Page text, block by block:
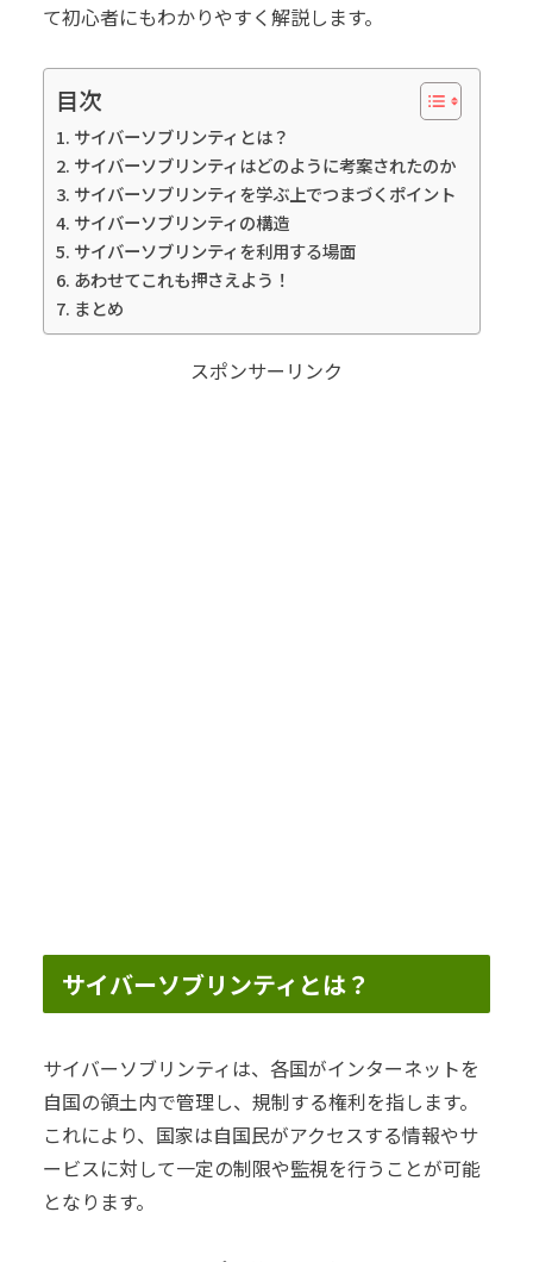
て初心者にもわかりやすく解説します。
目次
サイバーソブリンティとは？
サイバーソブリンティはどのように考案されたのか
サイバーソブリンティを学ぶ上でつまづくポイント
サイバーソブリンティの構造
サイバーソブリンティを利用する場面
あわせてこれも押さえよう！
まとめ
スポンサーリンク
サイバーソブリンティとは？
サイバーソブリンティは、各国がインターネットを
自国の領土内で管理し、規制する権利を指します。
これにより、国家は自国民がアクセスする情報やサ
ービスに対して一定の制限や監視を行うことが可能
となります。